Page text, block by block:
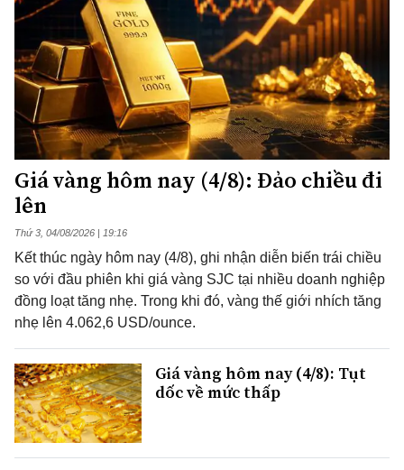
Giá vàng hôm nay (4/8): Đảo chiều đi
lên
Thứ 3, 04/08/2026 | 19:16
Kết thúc ngày hôm nay (4/8), ghi nhận diễn biến trái chiều
so với đầu phiên khi giá vàng SJC tại nhiều doanh nghiệp
đồng loạt tăng nhẹ. Trong khi đó, vàng thế giới nhích tăng
nhẹ lên 4.062,6 USD/ounce.
Giá vàng hôm nay (4/8): Tụt
dốc về mức thấp